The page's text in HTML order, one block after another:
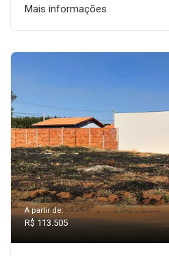
Mais informações
A partir de:
R$ 113.505